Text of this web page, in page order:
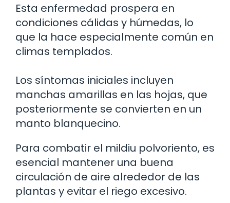
Esta enfermedad prospera en
condiciones cálidas y húmedas, lo
que la hace especialmente común en
climas templados.
Los síntomas iniciales incluyen
manchas amarillas en las hojas, que
posteriormente se convierten en un
manto blanquecino.
Para combatir el mildiu polvoriento, es
esencial mantener una buena
circulación de aire alrededor de las
plantas y evitar el riego excesivo.